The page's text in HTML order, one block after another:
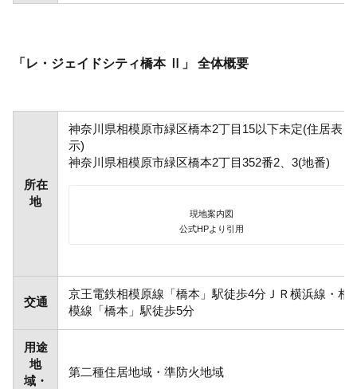
「レ・ジェイドシティ橋本 Ⅱ」 全体概要
所在
地
神奈川県相模原市緑区橋本2丁目15以下未定(住居表
示)
神奈川県相模原市緑区橋本2丁目352番2、3(地番)
現地案内図
公式HPより引用
交通
京王電鉄相模原線「橋本」駅徒歩4分ＪＲ横浜線・相
模線「橋本」駅徒歩5分
用途
地
域・
第二種住居地域・準防火地域